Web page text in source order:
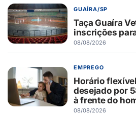
GUAÍRA/SP
Taça Guaíra
inscrições
08/08/2026
EMPREGO
Horário
desejado por
à frente do
08/08/2026